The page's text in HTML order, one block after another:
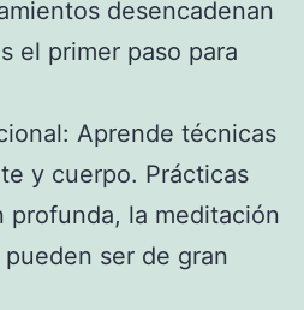
desencadenan
el primer paso para
Aprende técnicas
y cuerpo. Prácticas
profunda, la meditación
ser de gran